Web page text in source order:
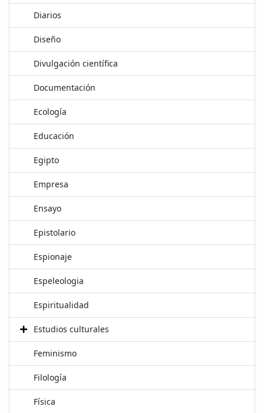
Diarios
Diseño
Divulgación científica
Documentación
Ecología
Educación
Egipto
Empresa
Ensayo
Epistolario
Espionaje
Espeleologia
Espiritualidad
Estudios culturales
Feminismo
Filología
Física